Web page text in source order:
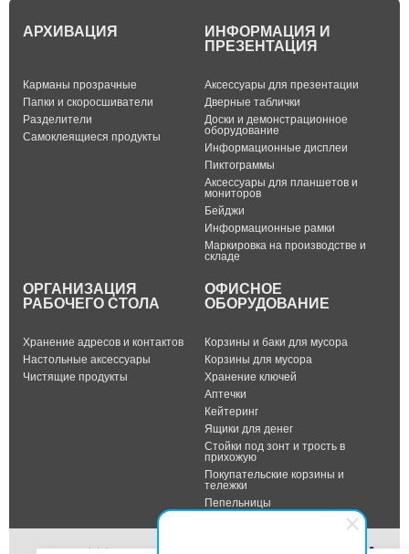
АРХИВАЦИЯ
Карманы прозрачные
Папки и скоросшиватели
Разделители
Самоклеящиеся продукты
ИНФОРМАЦИЯ И
ПРЕЗЕНТАЦИЯ
Аксессуары для презентации
Дверные таблички
Доски и демонстрационное
оборудование
Информационные дисплеи
Пиктограммы
Аксессуары для планшетов и
мониторов
Бейджи
Информационные рамки
Маркировка на производстве и
складе
ОРГАНИЗАЦИЯ
РАБОЧЕГО СТОЛА
Хранение адресов и контактов
Настольные аксессуары
Чистящие продукты
ОФИСНОЕ
ОБОРУДОВАНИЕ
Корзины и баки для мусора
Корзины для мусора
Хранение ключей
Аптечки
Кейтеринг
Ящики для денег
Стойки под зонт и трость в
прихожую
Покупательские корзины и
тележки
Пепельницы